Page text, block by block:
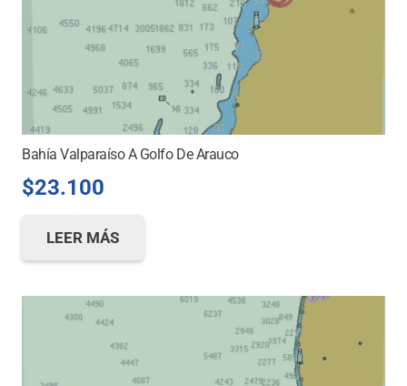
Bahía Valparaíso A Golfo De Arauco
$23.100
LEER MÁS